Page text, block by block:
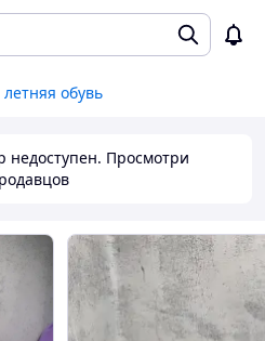
обувь
недоступен. Просмотри